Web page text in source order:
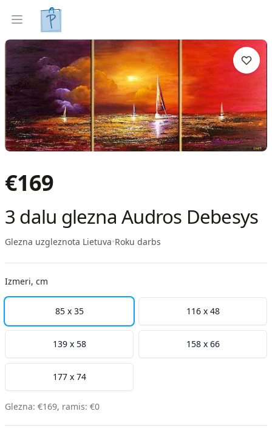
Open menu
Gleznas Izveleties pec interjera
€169
3 dalu glezna Audros Debesys
Glezna uzgleznota Lietuva•Roku darbs
Izmeri, cm
85 x 35 116 x 48
139 x 58 158 x 66
177 x 74
Glezna: €169, ramis: €0